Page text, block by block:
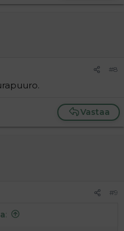
#8
Vastaa
#9
: